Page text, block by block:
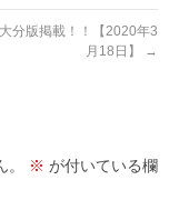
分版掲載！！【2020年3
月18日】
→
※ が付いている欄